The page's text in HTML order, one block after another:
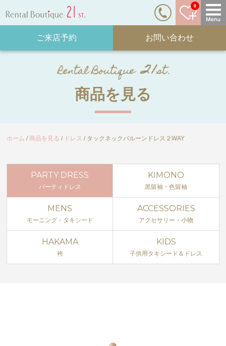
0
ご来店予約 お問い合わせ
商品を見る
ホーム 商品を見る ドレス タックネックバルーンドレス２WAY
PARTY DRESS
パーティドレス
KIMONO
黒留袖・色留袖
MENS
モーニング・タキシード
ACCESSORIES
アクセサリー・小物
HAKAMA
袴
KIDS
子供用タキシード＆ドレス